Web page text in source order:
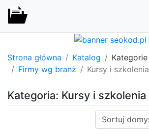
Strona główna Katalog
Kategorie
Firmy wg branż
Kursy i szkolenia
Kategoria: Kursy i szkolenia
Sortuj: